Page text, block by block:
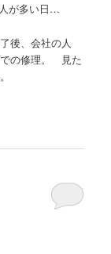
が多い日…
後、会社の人
の修理。 見た